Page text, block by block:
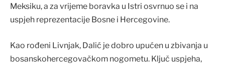
Meksiku, a za vrijeme boravka u Istri osvrnuo se i na
uspjeh reprezentacije Bosne i Hercegovine.
Kao rođeni Livnjak, Dalić je dobro upućen u zbivanja u
bosanskohercegovačkom nogometu. Ključ uspjeha,